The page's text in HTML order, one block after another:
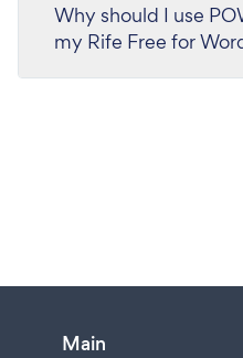
Why should I use
my Rife Free for
Main